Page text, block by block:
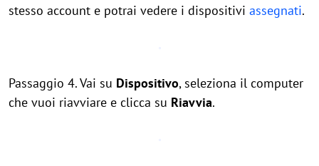
stesso account e potrai vedere i dispositivi assegnati.
Passaggio 4. Vai su Dispositivo, seleziona il computer
che vuoi riavviare e clicca su Riavvia.